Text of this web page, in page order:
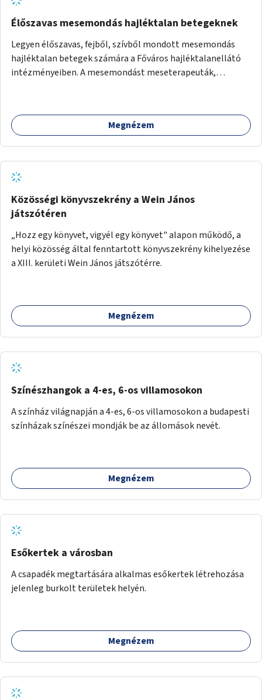
Élőszavas mesemondás hajléktalan betegeknek
Legyen élőszavas, fejből, szívből mondott mesemondás
hajléktalan betegek számára a Főváros hajléktalanellátó
intézményeiben. A mesemondást meseterapeuták,
Megnézem
Közösségi könyvszekrény a Wein János
játszótéren
„Hozz egy könyvet, vigyél egy könyvet" alapon működő, a
helyi közösség által fenntartott könyvszekrény kihelyezése
a XIII. kerületi Wein János játszótérre.
Megnézem
Színészhangok a 4-es, 6-os villamosokon
A színház világnapján a 4-es, 6-os villamosokon a budapesti
színházak színészei mondják be az állomások nevét.
Megnézem
Esőkertek a városban
A csapadék megtartására alkalmas esőkertek létrehozása
jelenleg burkolt területek helyén.
Megnézem